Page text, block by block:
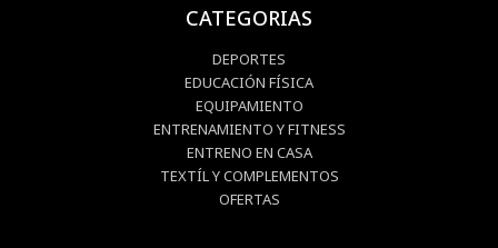
CATEGORIAS
DEPORTES
EDUCACIÓN FÍSICA
EQUIPAMIENTO
ENTRENAMIENTO Y FITNESS
ENTRENO EN CASA
TEXTÍL Y COMPLEMENTOS
OFERTAS